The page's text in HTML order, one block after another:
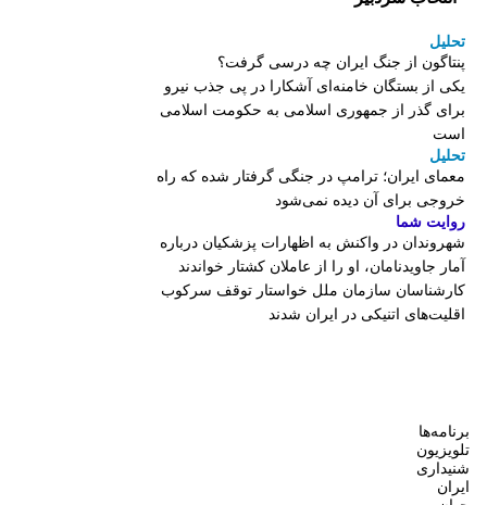
تحلیل
پنتاگون از جنگ ایران چه درسی گرفت؟
یکی از بستگان خامنه‌ای آشکارا در پی جذب نیرو
برای گذر از جمهوری اسلامی به حکومت اسلامی
است
تحلیل
معمای ایران؛ ترامپ در جنگی گرفتار شده که راه
خروجی برای آن دیده نمی‌شود
روایت شما
شهروندان در واکنش به اظهارات پزشکیان درباره
آمار جاویدنامان، او را از عاملان کشتار خواندند
کارشناسان سازمان ملل خواستار توقف سرکوب
اقلیت‌های اتنیکی در ایران شدند
برنامه‌ها
تلویزیون
شنیداری
ایران